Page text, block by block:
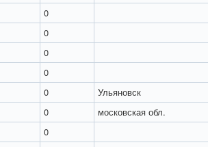
0
0
0
0
0
Ульяновск
0
московская обл.
0